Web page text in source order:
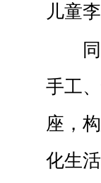
儿童
手工
座，
化生活